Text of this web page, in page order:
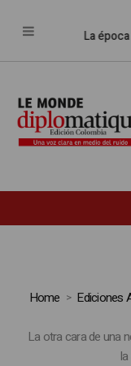
La época de la
Home Ediciones
La otra cara de una